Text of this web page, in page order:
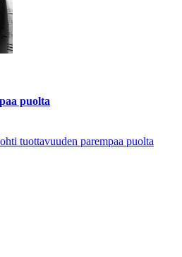
puolta
tuottavuuden parempaa puolta